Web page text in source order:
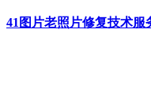
41图片老照片修复技术服